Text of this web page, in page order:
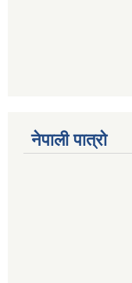
नेपाली पात्रो